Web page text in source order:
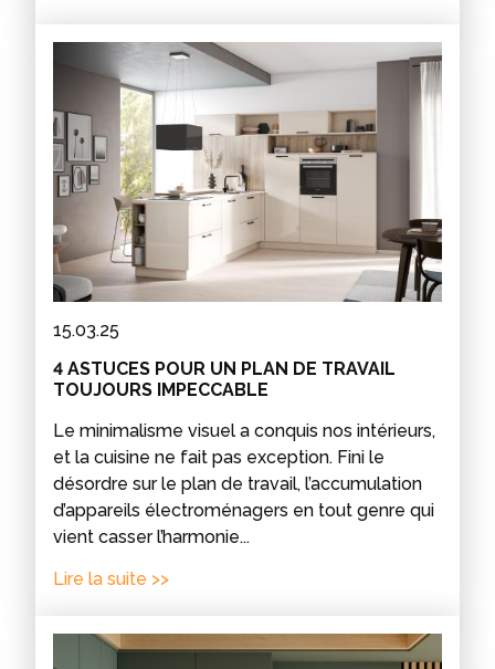
15.03.25
4 ASTUCES POUR UN PLAN DE TRAVAIL
TOUJOURS IMPECCABLE
Le minimalisme visuel a conquis nos intérieurs,
et la cuisine ne fait pas exception. Fini le
désordre sur le plan de travail, l’accumulation
d’appareils électroménagers en tout genre qui
vient casser l’harmonie...
Lire la suite >>